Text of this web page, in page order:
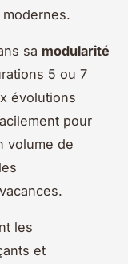
sa modularité
5 ou 7
évolutions
pour
volume de
les
et